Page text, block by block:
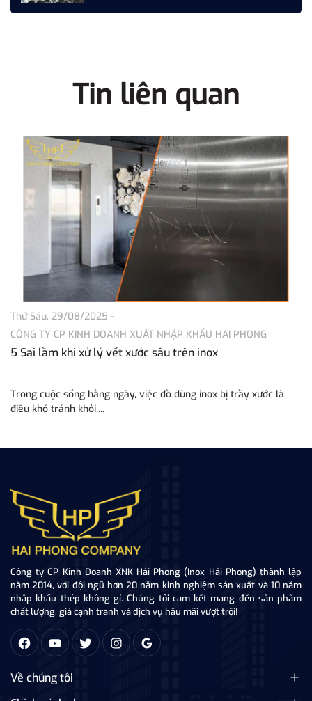
Tin liên quan
Thứ Sáu, 29/08/2025 -
CÔNG TY CP KINH DOANH XUẤT NHẬP KHẨU HẢI PHONG
5 Sai lầm khi xử lý vết xước sâu trên inox
Trong cuộc sống hằng ngày, việc đồ dùng inox bị trầy xước là
điều khó tránh khỏi....
Công ty CP Kinh Doanh XNK Hải Phong (Inox Hải Phong) thành lập
năm 2014, với đội ngũ hơn 20 năm kinh nghiệm sản xuất và 10 năm
nhập khẩu thép không gỉ. Chúng tôi cam kết mang đến sản phẩm
chất lượng, giá cạnh tranh và dịch vụ hậu mãi vượt trội!
Về chúng tôi